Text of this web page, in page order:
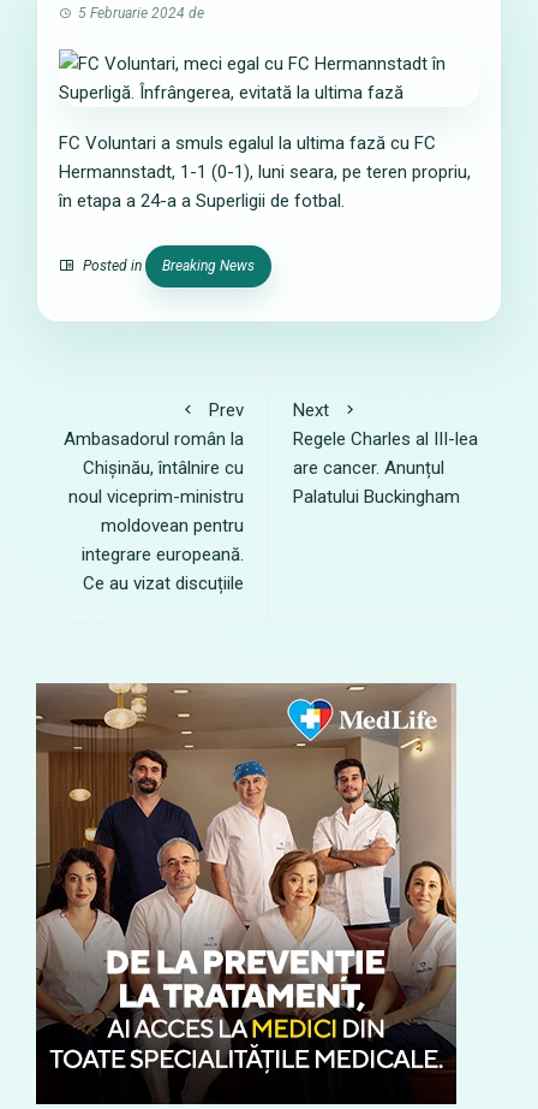
5 Februarie 2024 de
FC Voluntari a smuls egalul la ultima fază cu FC
Hermannstadt, 1-1 (0-1), luni seara, pe teren propriu,
în etapa a 24-a a Superligii de fotbal.
Posted in Breaking News
Prev
Ambasadorul român la
Chișinău, întâlnire cu
noul viceprim-ministru
moldovean pentru
integrare europeană.
Ce au vizat discuțiile
Next
Regele Charles al III-lea
are cancer. Anunțul
Palatului Buckingham